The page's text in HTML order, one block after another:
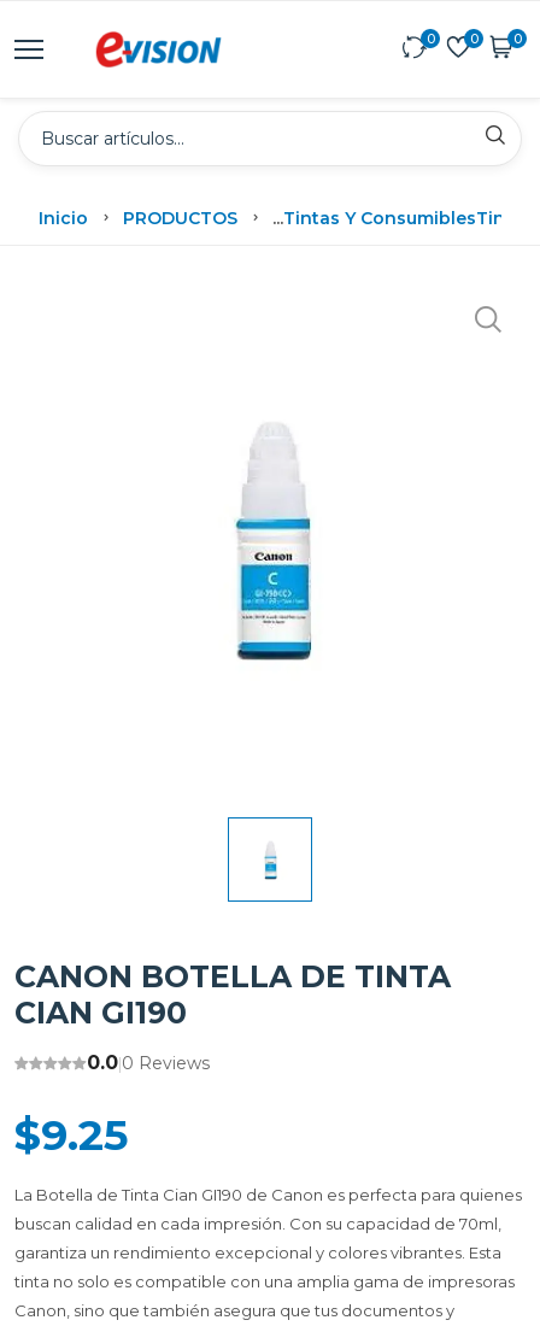
0 0 0
Inicio PRODUCTOS ...Tintas Y ConsumiblesTintas
CANON BOTELLA DE TINTA
CIAN GI190
0.0|0 Reviews
$9.25
La Botella de Tinta Cian GI190 de Canon es perfecta para quienes
buscan calidad en cada impresión. Con su capacidad de 70ml,
garantiza un rendimiento excepcional y colores vibrantes. Esta
tinta no solo es compatible con una amplia gama de impresoras
Canon, sino que también asegura que tus documentos y